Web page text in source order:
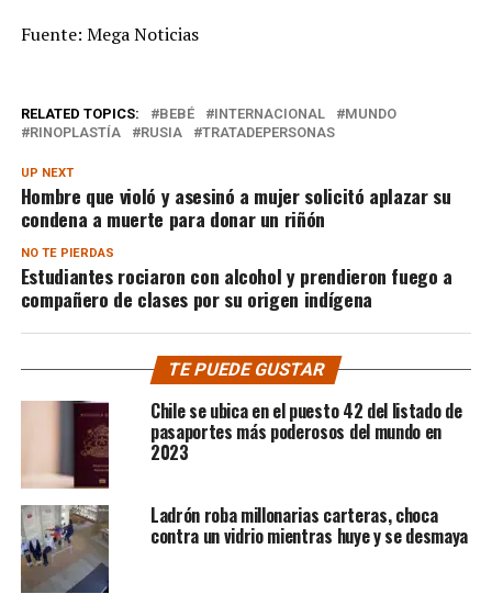
Fuente: Mega Noticias
RELATED TOPICS: BEBÉ INTERNACIONAL
MUNDO
RINOPLASTÍA
RUSIA TRATADEPERSONAS
UP NEXT
Hombre que violó y asesinó a mujer solicitó aplazar su
condena a muerte para donar un riñón
NO TE PIERDAS
Estudiantes rociaron con alcohol y prendieron fuego a
compañero de clases por su origen indígena
TE PUEDE GUSTAR
Chile se ubica en el puesto 42 del listado de
pasaportes más poderosos del mundo en
2023
Ladrón roba millonarias carteras, choca
contra un vidrio mientras huye y se desmaya